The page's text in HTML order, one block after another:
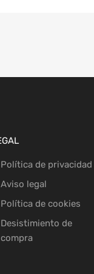
Política de privacidad
Aviso legal
Política de cookies
Desistimiento de
compra